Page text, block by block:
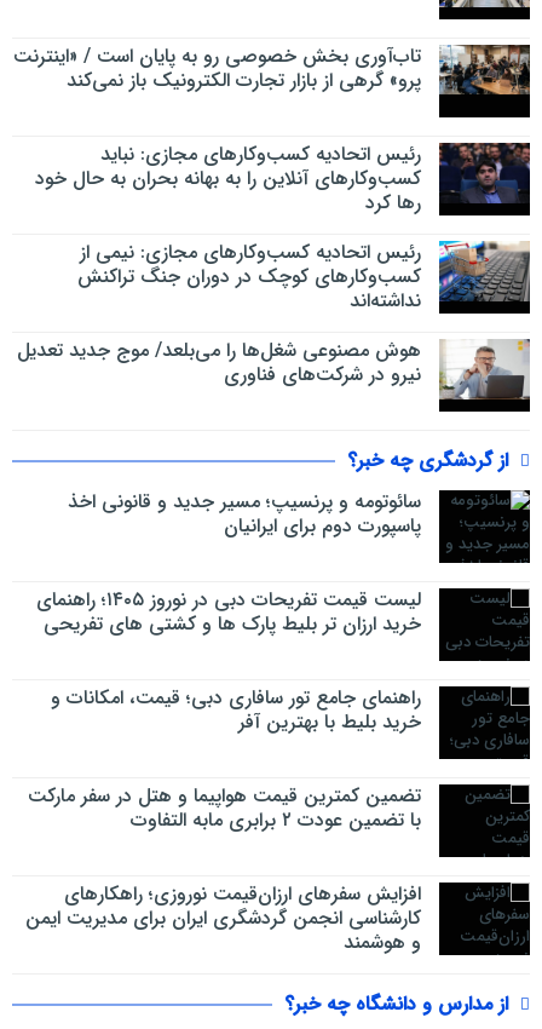
تاب‌آوری بخش خصوصی رو به پایان است / «اینترنت
پرو» گرهی از بازار تجارت الکترونیک باز نمی‌کند
رئیس اتحادیه کسب‌وکارهای مجازی: نباید
کسب‌وکارهای آنلاین را به بهانه بحران به حال خود
رها کرد
رئیس اتحادیه کسب‌وکارهای مجازی: نیمی از
کسب‌وکارهای کوچک در دوران جنگ‌ تراکنش
نداشته‌اند
هوش مصنوعی شغل‌ها را می‌بلعد/ موج جدید تعدیل
نیرو در شرکت‌های فناوری
از گردشگری چه خبر؟
سائوتومه و پرنسیپ؛ مسیر جدید و قانونی اخذ
پاسپورت دوم برای ایرانیان
لیست قیمت تفریحات دبی در نوروز ۱۴۰۵؛ راهنمای
خرید ارزان تر بلیط پارک ها و کشتی های تفریحی
راهنمای جامع تور سافاری دبی؛ قیمت، امکانات و
خرید بلیط با بهترین آفر
تضمین کمترین قیمت هواپیما و هتل در سفر مارکت
با تضمین عودت ۲ برابری مابه التفاوت
افزایش سفرهای ارزان‌قیمت نوروزی؛ راهکارهای
کارشناسی انجمن گردشگری ایران برای مدیریت ایمن
و هوشمند
از مدارس و دانشگاه چه خبر؟